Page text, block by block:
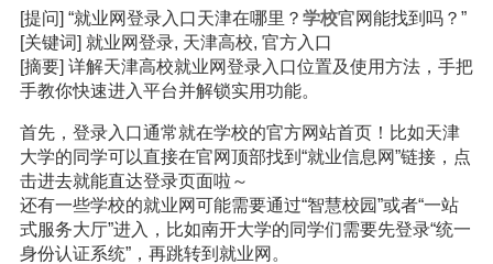
[提问] “就业网登录入口天津在哪里？ 学校官网能找到吗？”
[关键词] 就业网登录, 天津高校, 官方入口
[摘要] 详解天津高校就业网登录入口位置及使用方法，手把
手教你快速进入平台并解锁实用功能。
首先，登录入口通常就在学校的官方网站首页！比如天津
大学的同学可以直接在官网顶部找到“就业信息网”链接，点
击进去就能直达登录页面啦～
还有一些学校的就业网可能需要通过“智慧校园”或者“一站
式服务大厅”进入，比如南开大学的同学们需要先登录“统一
身份认证系统”，再跳转到就业网。